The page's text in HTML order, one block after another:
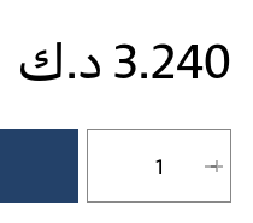
3.240 د.ك